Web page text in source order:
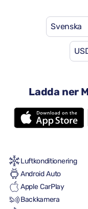
Svenska
Ladda ner
Automatisk växellåda
5 säten
2 stora resväskor
Luftkonditionering
Android Auto
Apple CarPlay
Backkamera